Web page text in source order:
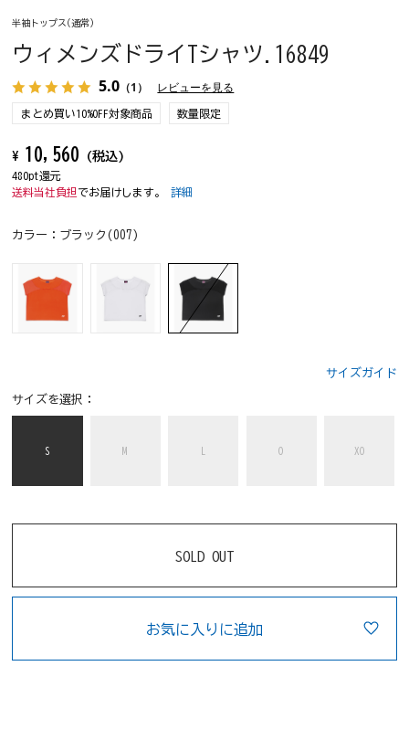
半袖トップス(通常)
ウィメンズドライTシャツ.16849
5.0 （1） レビューを見る
まとめ買い10%OFF対象商品 数量限定
¥ 10,560 (税込)
480pt還元
送料当社負担 でお届けします。詳細
カラー： ブラック(007)
サイズガイド
サイズを選択：
S M O XO
SOLD OUT
お気に入りに追加